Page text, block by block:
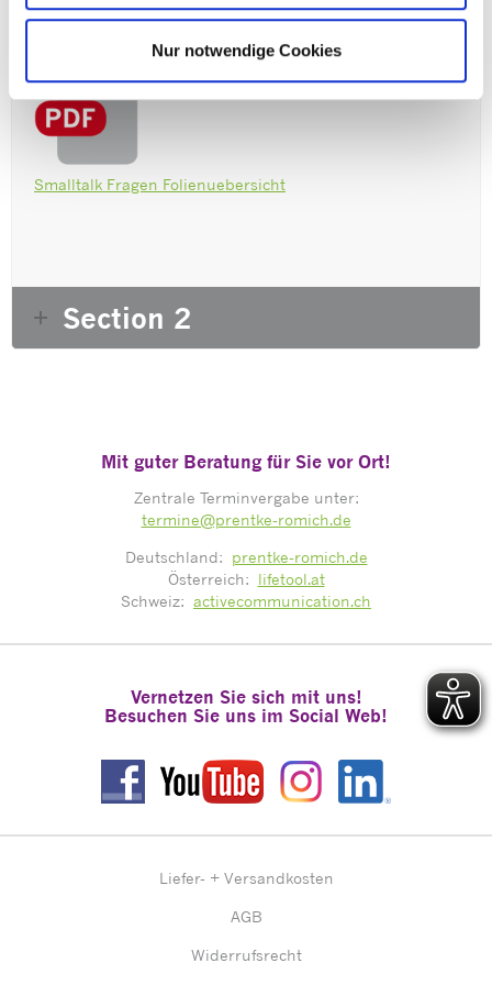
Nur notwendige Cookies
Smalltalk Fragen Folienuebersicht
Section 2
Mit guter Beratung für Sie vor Ort!
Zentrale Terminvergabe unter:
termine@prentke-romich.de
Deutschland: prentke-romich.de
Österreich: lifetool.at
Schweiz: activecommunication.ch
Vernetzen Sie sich mit uns!
Besuchen Sie uns im Social Web!
Liefer- + Versandkosten
AGB
Widerrufsrecht